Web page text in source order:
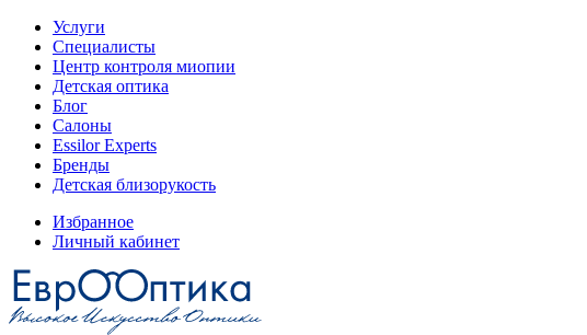
Услуги
Специалисты
Центр контроля миопии
Детская оптика
Блог
Салоны
Essilor Experts
Бренды
Детская близорукость
Избранное
Личный кабинет